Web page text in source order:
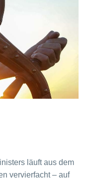
läuft aus dem
vervierfacht – auf